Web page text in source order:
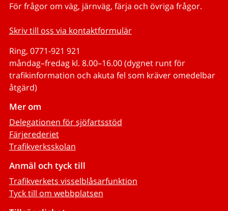
För frågor om väg, järnväg, färja och övriga frågor.
Skriv till oss via kontaktformulär
Ring, 0771-921 921
måndag–fredag kl. 8.00–16.00 (dygnet runt för
trafikinformation och akuta fel som kräver omedelbar
åtgärd)
Mer om
Delegationen för sjöfartsstöd
Färjerederiet
Trafikverksskolan
Anmäl och tyck till
Trafikverkets visselblåsarfunktion
Tyck till om webbplatsen